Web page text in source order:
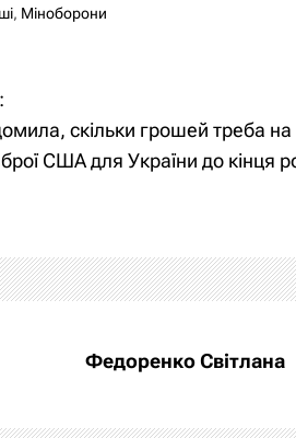
, Міноборони
скільки грошей треба на
США для України до кінця
Федоренко Світлана